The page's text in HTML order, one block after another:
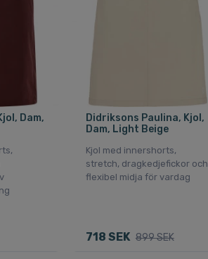
Dam,
Didriksons Paulina, Kjol,
Dam, Light Beige
Kjol med innershorts,
stretch, dragkedjefickor och
flexibel midja för vardag
718 SEK 899 SEK